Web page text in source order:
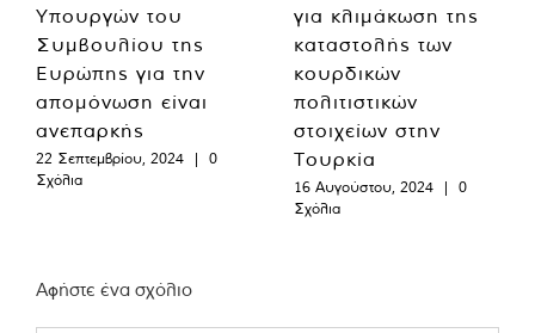
Υπουργών του
Συμβουλίου της
Ευρώπης για την
απομόνωση είναι
ανεπαρκής
22 Σεπτεμβρίου, 2024 |
0
Σχόλια
για κλιμάκωση της
καταστολής των
κουρδικών
πολιτιστικών
στοιχείων στην
Τουρκία
16 Αυγούστου, 2024 |
0
Σχόλια
Αφήστε ένα σχόλιο